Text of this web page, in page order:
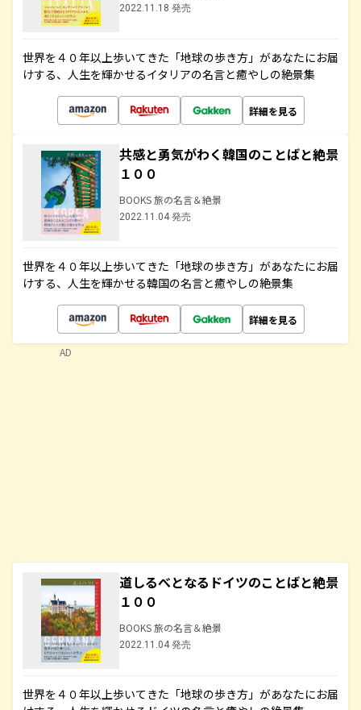
2022.11.18 発売
世界を４０年以上歩いてきた「地球の歩き方」があなたにお届
けする、人生を輝かせるイタリアの名言と癒やしの絶景集
詳細を見る
共感と勇気がわく韓国のことばと絶景
１００
BOOKS 旅の名言＆絶景
2022.11.04 発売
世界を４０年以上歩いてきた「地球の歩き方」があなたにお届
けする、人生を輝かせる韓国の名言と癒やしの絶景集
詳細を見る
道しるべとなるドイツのことばと絶景
１００
BOOKS 旅の名言＆絶景
2022.11.04 発売
世界を４０年以上歩いてきた「地球の歩き方」があなたにお届
AD